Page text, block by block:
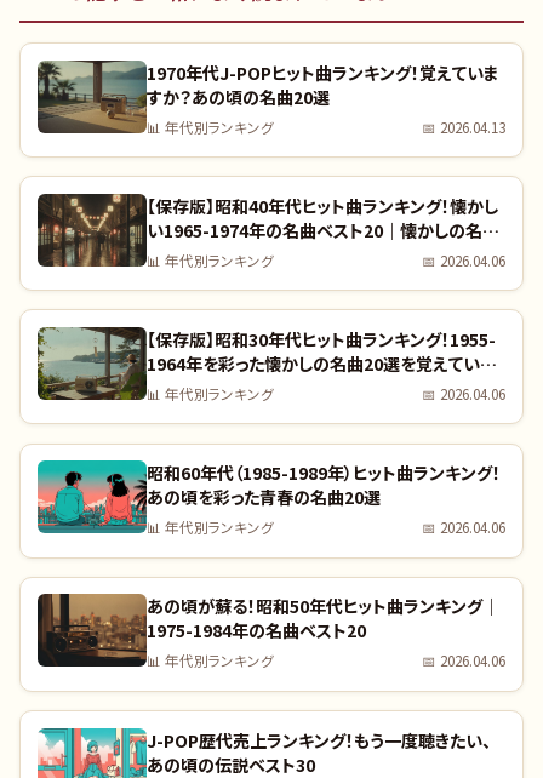
1970年代J-POPヒット曲ランキング！覚えていま
すか？あの頃の名曲20選
📊 年代別ランキング 📅 2026.04.13
【保存版】昭和40年代ヒット曲ランキング！懐かし
い1965-1974年の名曲ベスト20｜懐かしの名曲
完全リスト
📊 年代別ランキング 📅 2026.04.06
【保存版】昭和30年代ヒット曲ランキング！1955-
1964年を彩った懐かしの名曲20選を覚えていま
すか？｜全曲リスト付き
📊 年代別ランキング 📅 2026.04.06
昭和60年代（1985-1989年）ヒット曲ランキング！
あの頃を彩った青春の名曲20選
📊 年代別ランキング 📅 2026.04.06
あの頃が蘇る！昭和50年代ヒット曲ランキング｜
1975-1984年の名曲ベスト20
📊 年代別ランキング 📅 2026.04.06
J-POP歴代売上ランキング！もう一度聴きたい、
あの頃の伝説ベスト30